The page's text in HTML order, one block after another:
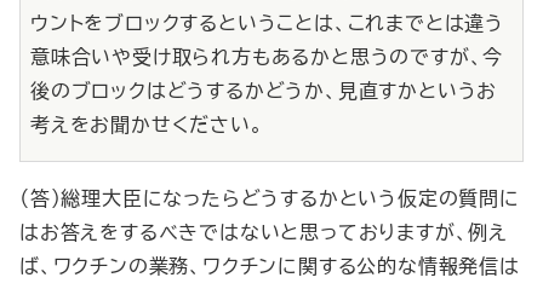
ウントをブロックするということは、これまでとは違う
意味合いや受け取られ方もあるかと思うのですが、今
後のブロックはどうするかどうか、見直すかというお
考えをお聞かせください。
（答）総理大臣になったらどうするかという仮定の質問に
はお答えをするべきではないと思っておりますが、例え
ば、ワクチンの業務、ワクチンに関する公的な情報発信は